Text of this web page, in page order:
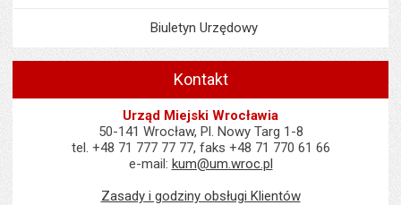
Biuletyn Urzędowy
Kontakt
Urząd Miejski Wrocławia
50-141 Wrocław, Pl. Nowy Targ 1-8
tel. +48 71 777 77 77, faks +48 71 770 61 66
e-mail: kum@um.wroc.pl
Zasady i godziny obsługi Klientów